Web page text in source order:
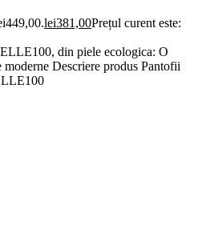
lei381,00Prețul curent este:
din piele ecologica: O
moderne Descriere produs Pantofii